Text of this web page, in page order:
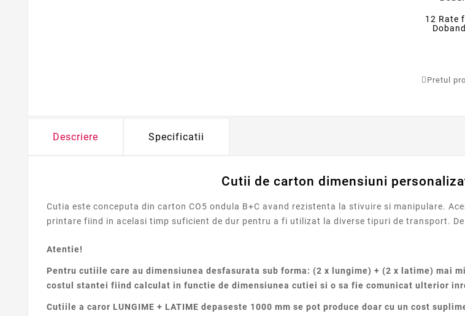
12 Rate
Pretul
Descriere Specificatii
Cutii de carton dimensiuni
Cutia este conceputa din carton CO5 ondula B+C avand rezistenta la stivuire si manipulare.
printare fiind in acelasi timp suficient de dur pentru a fi utilizat la diverse tipuri de transport.
Atentie!
Pentru cutiile care au dimensiunea desfasurata sub forma: (2 x lungime) + (2 x latime) mai
costul stantei fiind calculat in functie de dimensiunea cutiei si o sa fie comunicat ulterior
Cutiile a caror LUNGIME + LATIME depaseste 1000 mm se pot produce doar cu un cost